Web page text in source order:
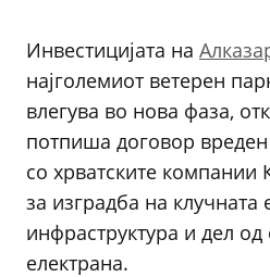
Инвестицијата на
најголемиот ветерен
влегува во нова фаза,
потпиша договор
со хрватските
за изградба на клучната
инфраструктура и дел од
електрана.